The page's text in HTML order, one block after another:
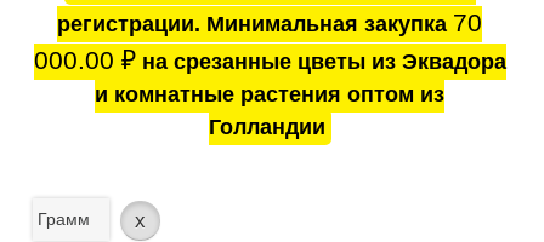
регистрации. Минимальная закупка 70
000.00 ₽на срезанные цветы из Эквадора
и комнатные растения оптом из
Голландии
Грамм x